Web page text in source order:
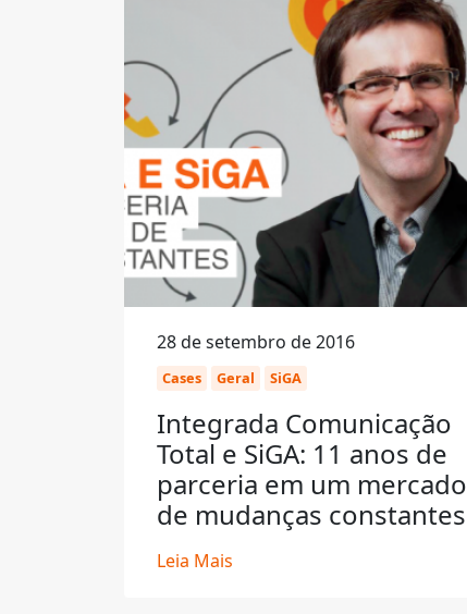
28 de setembro de 2016
Cases Geral SiGA
Integrada Comunicação
Total e SiGA: 11 anos de
parceria em um mercado
de mudanças constantes
Leia Mais